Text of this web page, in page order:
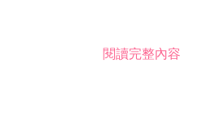
閱讀完整內容